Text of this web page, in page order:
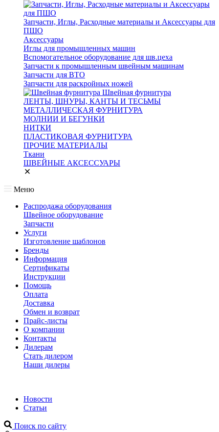
Запчасти, Иглы, Расходные материалы и Аксессуары для
ПШО
Аксессуары
Иглы для промышленных машин
Вспомогательное оборудование для шв.цеха
Запчасти к промышленным швейным машинам
Запчасти для ВТО
Запчасти для раскройных ножей
Швейная фурнитура
ЛЕНТЫ, ШНУРЫ, КАНТЫ И ТЕСЬМЫ
МЕТАЛЛИЧЕСКАЯ ФУРНИТУРА
МОЛНИИ И БЕГУНКИ
НИТКИ
ПЛАСТИКОВАЯ ФУРНИТУРА
ПРОЧИЕ МАТЕРИАЛЫ
Ткани
ШВЕЙНЫЕ АКСЕССУАРЫ
Меню
Распродажа оборудования
Швейное оборудование
Запчасти
Услуги
Изготовление шаблонов
Бренды
Информация
Сертификаты
Инструкции
Помощь
Оплата
Доставка
Обмен и возврат
Прайс-листы
О компании
Контакты
Дилерам
Стать дилером
Наши дилеры
Новости
Статьи
Поиск по сайту